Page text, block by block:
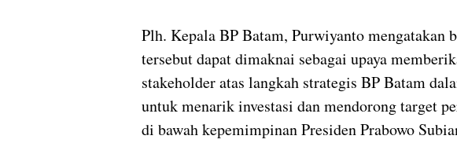
Plh. Kepala BP Batam, Purwiyanto mengatakan
tersebut dapat dimaknai sebagai upaya
stakeholder atas langkah strategis BP Batam
untuk menarik investasi dan mendorong target
di bawah kepemimpinan Presiden Prabowo